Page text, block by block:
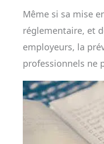
Même si sa mise
réglementaire, et
employeurs, la
professionnels ne